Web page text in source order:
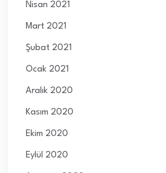
Nisan 2021
Mart 2021
Şubat 2021
Ocak 2021
Aralık 2020
Kasım 2020
Ekim 2020
Eylül 2020